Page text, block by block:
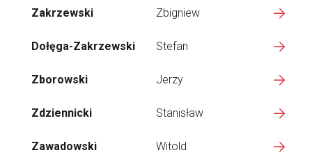
Zakrzewski Zbigniew
Dołęga-Zakrzewski Stefan
Zborowski Jerzy
Zdziennicki Stanisław
Zawadowski Witold